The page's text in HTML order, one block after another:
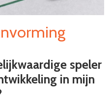
speler
in mijn